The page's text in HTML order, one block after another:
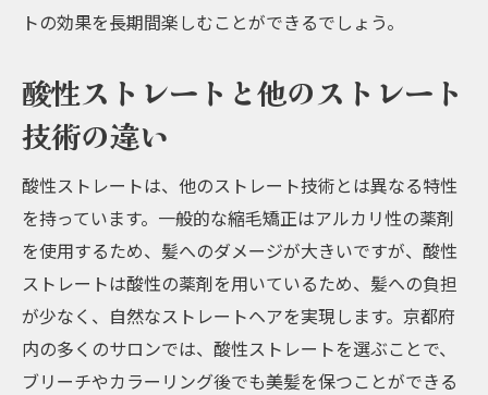
トメントの効果
酸性ストレートと水素トリートメントによ
る髪質改善の持続性
京都府での実際の施術結果とその効果
トの効果を長期間楽しむことができるでしょう。
酸性ストレートと他のストレート
技術の違い
酸性ストレートは、他のストレート技術とは異なる特性
を持っています。一般的な縮毛矯正はアルカリ性の薬剤
を使用するため、髪へのダメージが大きいですが、酸性
ストレートは酸性の薬剤を用いているため、髪への負担
が少なく、自然なストレートヘアを実現します。京都府
内の多くのサロンでは、酸性ストレートを選ぶことで、
ブリーチやカラーリング後でも美髪を保つことができる